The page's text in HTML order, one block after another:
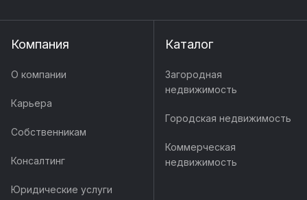
Компания
О компании
Карьера
Собственникам
Консалтинг
Юридические услуги
Каталог
Загородная
недвижимость
Городская недвижимость
Коммерческая
недвижимость